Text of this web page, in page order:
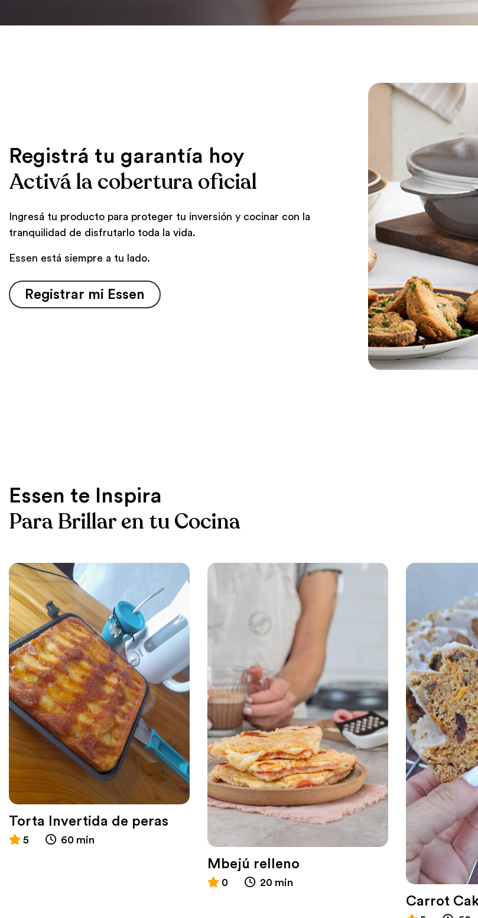
Registrá tu garantía hoy
Activá la cobertura oficial
Ingresá tu producto para proteger tu inversión y cocinar con la
tranquilidad de disfrutarlo toda la vida.
Essen está siempre a tu lado.
Registrar mi Essen
Essen te Inspira
Para Brillar en tu Cocina
Torta Invertida de peras
5 60 min
Mbejú relleno
0 20 min
Carrot